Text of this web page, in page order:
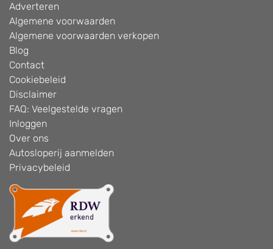
Adverteren
Algemene voorwaarden
Algemene voorwaarden verkopen
Blog
Contact
Cookiebeleid
Disclaimer
FAQ: Veelgestelde vragen
Inloggen
Over ons
Autosloperij aanmelden
Privacybeleid